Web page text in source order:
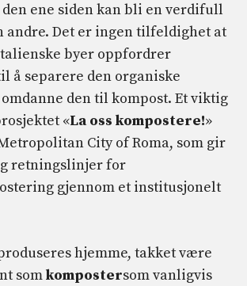
den ene siden kan bli en verdifull
andre. Det er ingen tilfeldighet at
byer oppfordrer
å separere den organiske
den til kompost. Et viktig
«La oss kompostere!»
City of Roma, som gir
retningslinjer for
gjennom et institusjonelt
hjemme, takket være
somkompostersom vanligvis